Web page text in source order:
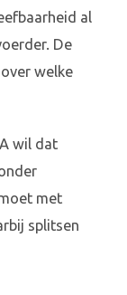
al
De
welke
wil dat
met
splitsen